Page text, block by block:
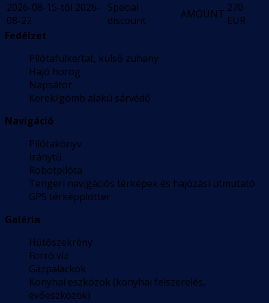
2026-08-15-tól 2026-
08-22
Special
discount
AMOUNT 270
EUR
Fedélzet
Pilótafülke/tat, külső zuhany
Hajó horog
Napsátor
Kerek/gömb alakú sárvédő
Navigáció
Pilótakönyv
Iránytű
Robotpilóta
Tengeri navigációs térképek és hajózási útmutató
GPS térképplotter
Galéria
Hűtőszekrény
Forró víz
Gázpalackok
Konyhai eszközök (konyhai felszerelés,
evőeszközök)